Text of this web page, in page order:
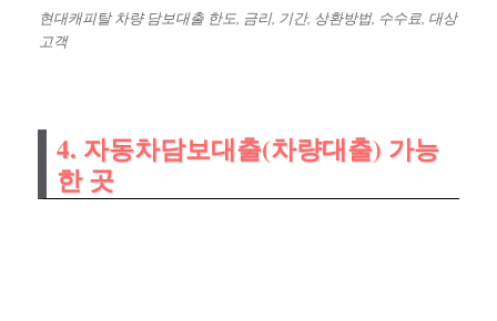
현대캐피탈 차량 담보대출 한도, 금리, 기간, 상환방법, 수수료, 대상
고객
4. 자동차담보대출(차량대출) 가능
한 곳